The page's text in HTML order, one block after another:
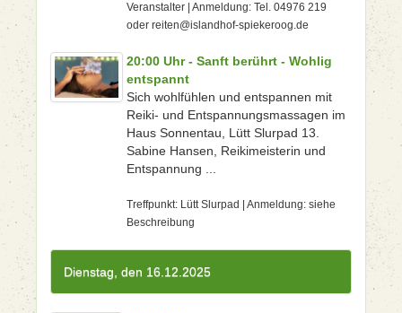
Veranstalter | Anmeldung: Tel. 04976 219
oder reiten@islandhof-spiekeroog.de
20:00 Uhr - Sanft berührt - Wohlig
entspannt
Sich wohlfühlen und entspannen mit
Reiki- und Entspannungsmassagen im
Haus Sonnentau, Lütt Slurpad 13.
Sabine Hansen, Reikimeisterin und
Entspannung ...
Treffpunkt: Lütt Slurpad | Anmeldung: siehe
Beschreibung
Dienstag, den 16.12.2025